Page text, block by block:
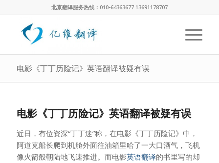
北京翻译服务热线：010-64363677 13691178707
电影《丁丁历险记》英语翻译被疑有误
电影《丁丁历险记》英语翻译被疑有误
近日，有位资深“丁丁迷”称，在电影《丁丁历险记》中，
阿道克船长爬到机舱外面往油箱里哈了一大口酒气，飞机
像火箭般朝陆地飞速推进。而电影英语翻译的书里写的却